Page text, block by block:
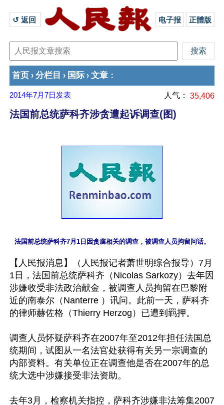
↺ 返回 电子报 正體版
首页 › 分栏目 › 国际 › 文章 ：
2014年7月7日 发表 人气： 35,406
法国前总统萨科齐涉贪遭起诉调查(图)
法国前总统萨科齐7月1日因贪腐相关的调查，被调查人员拘留问话。
【人民报消息】（人民报记者萧世明综合报导）7月
1日，法国前总统萨科齐（Nicolas Sarkozy）去年因
涉嫌收受非法政治献金，被调查人员拘留在巴黎附
近的南泰尔（Nanterre ）讯问。此前一天，萨科齐
的律师赫佐格（Thierry Herzog）已遭到羁押。
调查人员怀疑萨科齐在2007年至2012年担任法国总
统期间，试图从一名法官处获得有关另一宗调查的
内部资料。有关单位正在调查他是否在2007年的总
统大选中涉嫌接受非法资助。
去年3月，检察机关指控，萨科齐涉嫌非法筹集2007